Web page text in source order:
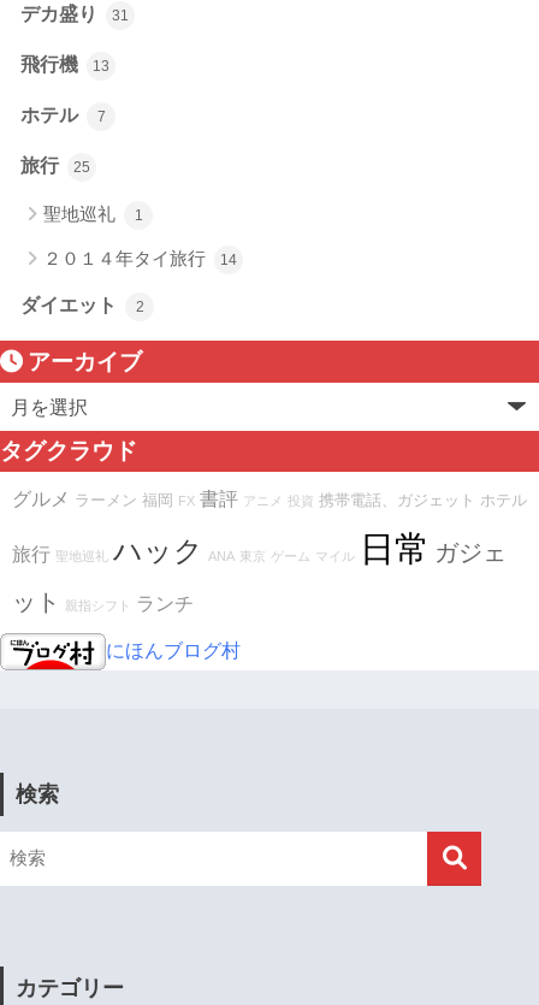
デカ盛り 31
飛行機 13
ホテル 7
旅行 25
聖地巡礼 1
２０１４年タイ旅行 14
ダイエット 2
アーカイブ
タグクラウド
グルメ ラーメン 福岡 FX 書評 アニメ 投資 携帯電話、ガジェット ホテル
旅行 聖地巡礼 ハック ANA 東京 ゲーム マイル 日常 ガジェ
ット
親指シフト ランチ
にほんブログ村
検索
カテゴリー